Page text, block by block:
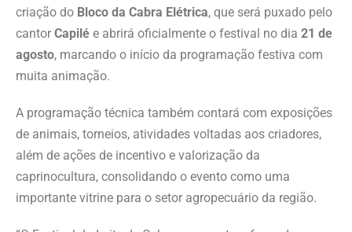
criação do Bloco da Cabra Elétrica, que será puxado pelo
cantor Capilé e abrirá oficialmente o festival no dia 21 de
agosto, marcando o início da programação festiva com
muita animação.
A programação técnica também contará com exposições
de animais, torneios, atividades voltadas aos criadores,
além de ações de incentivo e valorização da
caprinocultura, consolidando o evento como uma
importante vitrine para o setor agropecuário da região.